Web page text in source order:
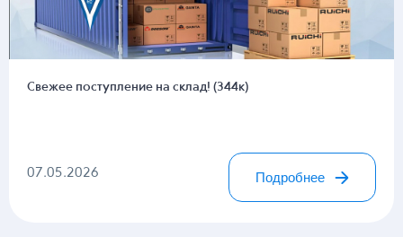
Свежее поступление на склад! (344к)
07.05.2026 Подробнее